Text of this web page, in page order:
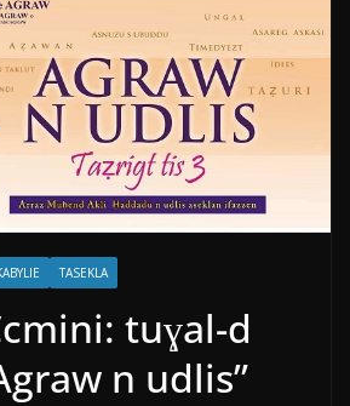
TASEKLA
tuɣal-d
n udlis”